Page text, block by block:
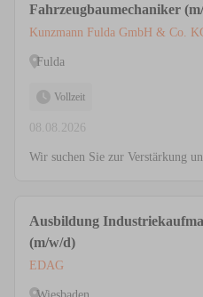
Fahrzeugbaumechaniker
Kunzmann Fulda GmbH & Co.
Fulda
Vollzeit
08.08.2026
Wir suchen Sie zur Verstärkung
Ausbildung
(m/w/d)
EDAG